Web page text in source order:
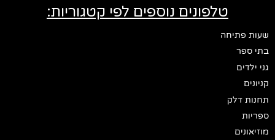
טלפונים נוספים לפי קטגוריות:
שעות פתיחה
בתי ספר
גני ילדים
קניונים
תחנות דלק
ספריות
מוזיאונים